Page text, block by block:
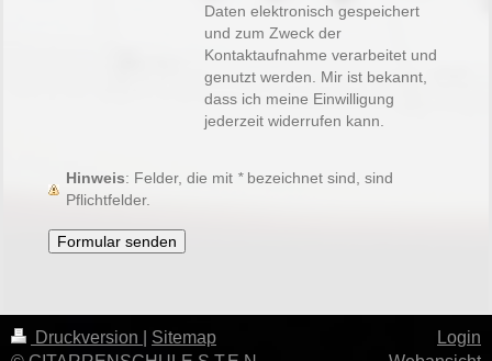
Daten elektronisch gespeichert
und zum Zweck der
Kontaktaufnahme verarbeitet und
genutzt werden. Mir ist bekannt,
dass ich meine Einwilligung
jederzeit widerrufen kann.
Hinweis : Felder, die mit *bezeichnet sind, sind
Pflichtfelder.
Druckversion
Sitemap
Login